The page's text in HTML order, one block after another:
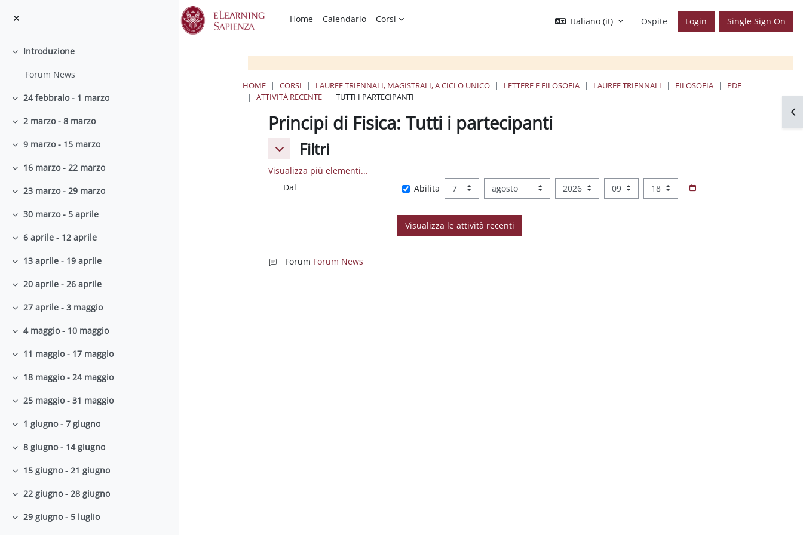
Home
Calendario Corsi Italiano ‎(it)‎ Ospite Login Single Sign On
Minimizza
Introduzione
Forum News
Minimizza
24 febbraio - 1 marzo
Minimizza
2 marzo - 8 marzo
Minimizza
9 marzo - 15 marzo
Minimizza
16 marzo - 22 marzo
Minimizza
23 marzo - 29 marzo
Minimizza
30 marzo - 5 aprile
Minimizza
6 aprile - 12 aprile
Minimizza
13 aprile - 19 aprile
Minimizza
20 aprile - 26 aprile
Minimizza
27 aprile - 3 maggio
Minimizza
4 maggio - 10 maggio
Minimizza
11 maggio - 17 maggio
Minimizza
18 maggio - 24 maggio
Minimizza
25 maggio - 31 maggio
Minimizza
1 giugno - 7 giugno
Minimizza
8 giugno - 14 giugno
Minimizza
15 giugno - 21 giugno
Minimizza
22 giugno - 28 giugno
Minimizza
29 giugno - 5 luglio
HOME CORSI LAUREE TRIENNALI, MAGISTRALI, A CICLO UNICO LETTERE E FILOSOFIA LAUREE TRIENNALI FILOSOFIA
PDF
ATTIVITÀ RECENTE
TUTTI I PARTECIPANTI
Principi di Fisica: Tutti i partecipanti
Filtri
Filtri Filtri
Visualizza più elementi...
Dal
DalAbilita Giorno Mese Anno Ora Minuto
Forum Forum News